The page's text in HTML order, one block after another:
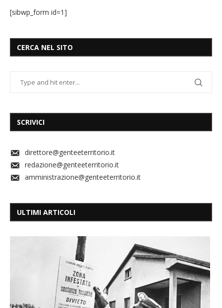
[sibwp_form id=1]
CERCA NEL SITO
SCRIVICI
direttore@genteeterritorio.it
redazione@genteeterritorio.it
amministrazione@genteeterritorio.it
ULTIMI ARTICOLI